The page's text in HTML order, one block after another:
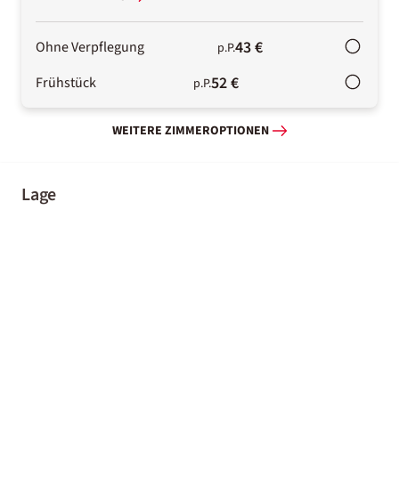
Ohne Verpflegung p.P.43 €
Frühstück p.P.52 €
WEITERE ZIMMEROPTIONEN
Lage